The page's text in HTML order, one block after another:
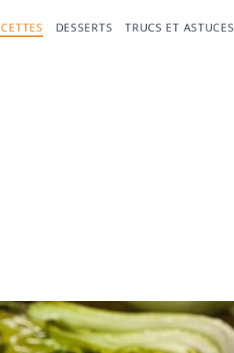
DESSERTS TRUCS ET ASTUCES